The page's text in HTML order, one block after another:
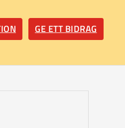
GE ETT BIDRAG